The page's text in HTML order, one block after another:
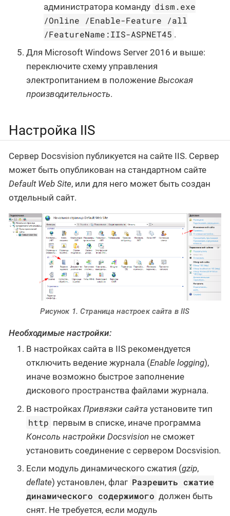
администратора команду dism.exe
/Online /Enable-Feature /all
/FeatureName:IIS-ASPNET45 .
Для Microsoft Windows Server 2016 и выше:
переключите схему управления
электропитанием в положение Высокая
производительность.
Настройка IIS
Сервер Docsvision публикуется на сайте IIS. Сервер
может быть опубликован на стандартном сайте
Default Web Site, или для него может быть создан
отдельный сайт.
Рисунок 1. Страница настроек сайта в IIS
Необходимые настройки:
В настройках сайта в IIS рекомендуется
отключить ведение журнала (Enable logging),
иначе возможно быстрое заполнение
дискового пространства файлами журнала.
В настройках Привязки сайта установите тип
http первым в списке, иначе программа
Консоль настройки Docsvision не сможет
установить соединение с сервером Docsvision.
Если модуль динамического сжатия (gzip,
deflate) установлен, флаг Разрешить сжатие
динамического содержимого должен быть
снят. Не требуется, если модуль